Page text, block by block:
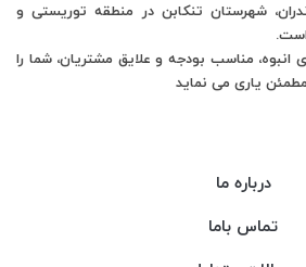
شهرستان تنکابن در منطقه توریستی و
انبوه، مناسب بودجه و علایق مشتریان، شما را
یاری می نماید
درباره ما
تماس باما